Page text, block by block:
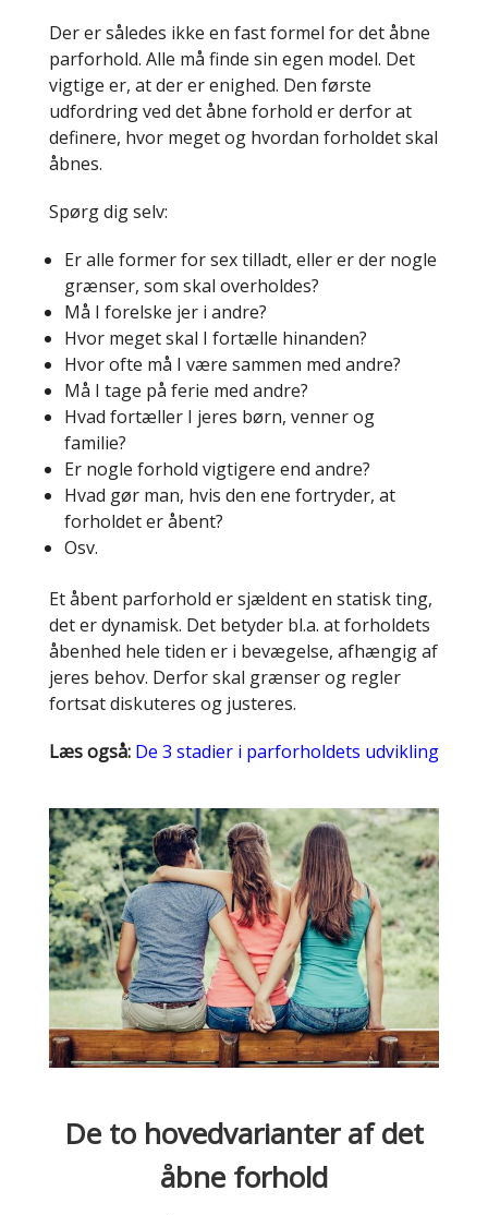
Der er således ikke en fast formel for det åbne
parforhold. Alle må finde sin egen model. Det
vigtige er, at der er enighed. Den første
udfordring ved det åbne forhold er derfor at
definere, hvor meget og hvordan forholdet skal
åbnes.
Spørg dig selv:
Er alle former for sex tilladt, eller er der nogle
grænser, som skal overholdes?
Må I forelske jer i andre?
Hvor meget skal I fortælle hinanden?
Hvor ofte må I være sammen med andre?
Må I tage på ferie med andre?
Hvad fortæller I jeres børn, venner og
familie?
Er nogle forhold vigtigere end andre?
Hvad gør man, hvis den ene fortryder, at
forholdet er åbent?
Osv.
Et åbent parforhold er sjældent en statisk ting,
det er dynamisk. Det betyder bl.a. at forholdets
åbenhed hele tiden er i bevægelse, afhængig af
jeres behov. Derfor skal grænser og regler
fortsat diskuteres og justeres.
Læs også: De 3 stadier i parforholdets udvikling
De to hovedvarianter af det
åbne forhold